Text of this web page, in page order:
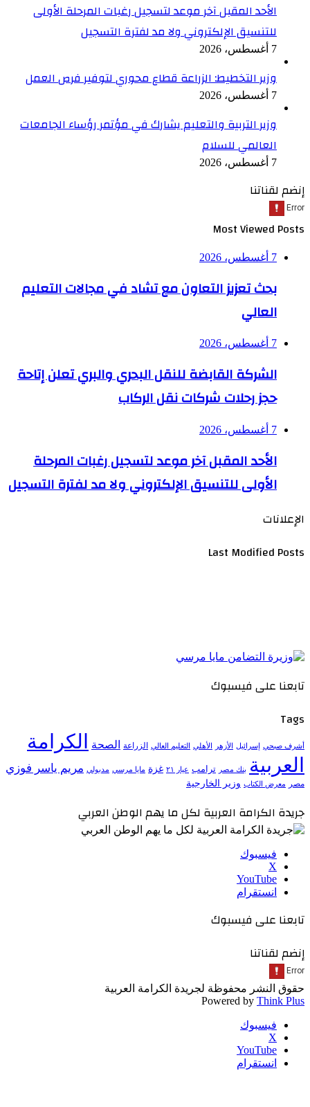
الأحد المقبل آخر موعد لتسجيل رغبات المرحلة الأولى
للتنسيق الإلكتروني ولا مد لفترة التسجيل
7 أغسطس، 2026
وزير التخطيط: الزراعة قطاع محوري لتوفير فرص العمل
7 أغسطس، 2026
وزير التربية والتعليم يشارك في مؤتمر رؤساء الجامعات
العالمي للسلام
7 أغسطس، 2026
إنضم لقناتنا
Most Viewed Posts
7 أغسطس، 2026
بحث تعزيز التعاون مع تشاد في مجالات التعليم
العالي
7 أغسطس، 2026
الشركة القابضة للنقل البحري والبري تعلن إتاحة
حجز رحلات شركات نقل الركاب
7 أغسطس، 2026
الأحد المقبل آخر موعد لتسجيل رغبات المرحلة
الأولى للتنسيق الإلكتروني ولا مد لفترة التسجيل
الإعلانات
Last Modified Posts
تابعنا على فيسبوك
Tags
أشرف صبحي إسرائيل الأزهر الأهلي التعليم العالي الزراعة الصحة
الكرامة
العربية
بنك مصر ترامب عيار ٢١ غزة مايا مرسي مدبولي مريم ياسر فوزي
مصر معرض الكتاب وزير الخارجية
جريدة الكرامة العربية لكل ما يهم الوطن العربي
فيسبوك
‫X
‫YouTube
انستقرام
تابعنا على فيسبوك
إنضم لقناتنا
حقوق النشر محفوظة لجريدة الكرامة العربية
Powered by Think Plus
فيسبوك
‫X
‫YouTube
انستقرام